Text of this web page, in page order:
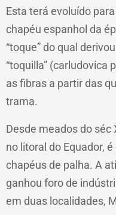
Esta terá evoluído
chapéu espanhol da
“toque” do qual
“toquilla” (carludovica
as fibras a partir das
trama.
Desde meados do séc
no litoral do Equador,
chapéus de palha. A
ganhou foro de
em duas localidades,